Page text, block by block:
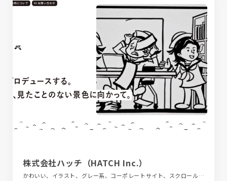
株式会社ハッチ（HATCH Inc.）
かわいい、イラスト、グレー系、コーポレートサイト、スクロールエフェクト、デザイン・アート・音楽・文芸、ブラック系 、ホワイト系、ポップ、手書き・ハンドメイド、金融・法律・人材・専門職